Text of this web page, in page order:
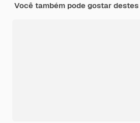
Você também pode gostar